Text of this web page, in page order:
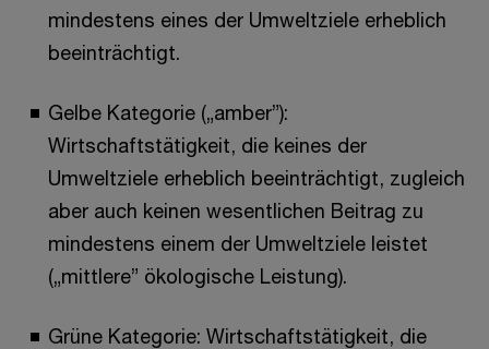
mindestens eines der Umweltziele erheblich
beeinträchtigt.
Gelbe Kategorie („amber”):
Wirtschaftstätigkeit, die keines der
Umweltziele erheblich beeinträchtigt, zugleich
aber auch keinen wesentlichen Beitrag zu
mindestens einem der Umweltziele leistet
(„mittlere” ökologische Leistung).
Grüne Kategorie: Wirtschaftstätigkeit, die